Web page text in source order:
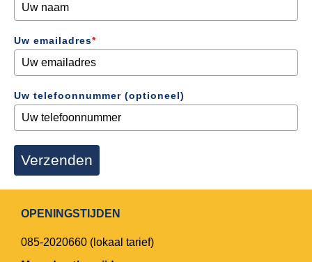
Uw emailadres*
Uw telefoonnummer (optioneel)
Verzenden
OPENINGSTIJDEN
085-2020660 (lokaal tarief)